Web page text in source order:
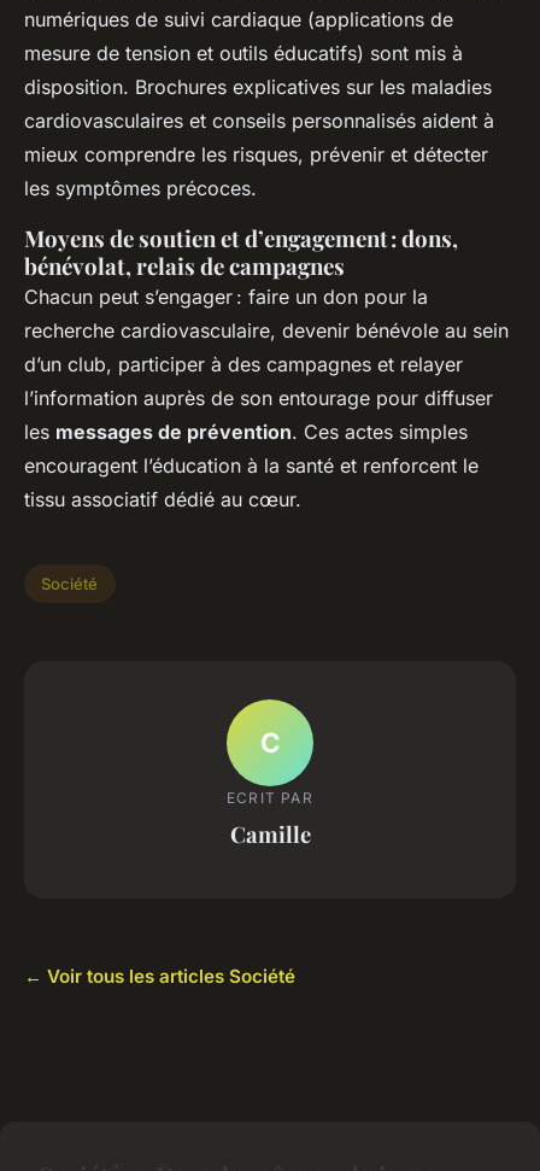
numériques de suivi cardiaque (applications de
mesure de tension et outils éducatifs) sont mis à
disposition. Brochures explicatives sur les maladies
cardiovasculaires et conseils personnalisés aident à
mieux comprendre les risques, prévenir et détecter
les symptômes précoces.
Moyens de soutien et d’engagement : dons,
bénévolat, relais de campagnes
Chacun peut s’engager : faire un don pour la
recherche cardiovasculaire, devenir bénévole au sein
d’un club, participer à des campagnes et relayer
l’information auprès de son entourage pour diffuser
les messages de prévention. Ces actes simples
encouragent l’éducation à la santé et renforcent le
tissu associatif dédié au cœur.
Société
C
ECRIT PAR
Camille
← Voir tous les articles Société